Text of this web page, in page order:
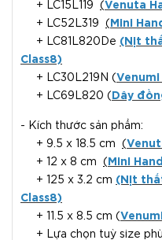
+ LC15L119 ( Venuta
+ LC52L319 ( Mini
+ LC81L820De (Nịt
Class8)
+ LC30L219N (
+ LC69L820 ( Dây
- Kích thước sản phẩm:
+ 9.5 x 18.5 cm (
+ 12 x 8 cm ( Mini
+ 125 x 3.2 cm (Nịt
Class8)
+ 11.5 x 8.5 cm (
+ Lựa chọn tuỳ size